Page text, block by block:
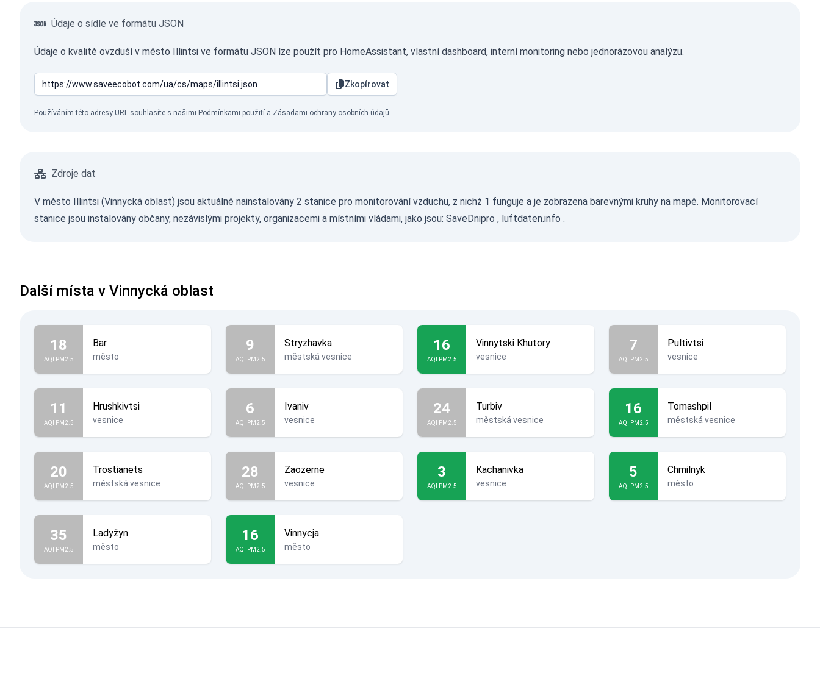
Údaje o sídle ve formátu JSON
Údaje o kvalitě ovzduší v město Illintsi ve formátu JSON lze použít pro HomeAssistant, vlastní dashboard, interní monitoring nebo jednorázovou analýzu.
Zkopírovat
Používáním této adresy URL souhlasíte s našimi Podmínkami použití a Zásadami ochrany osobních údajů.
Zdroje dat
V město Illintsi (Vinnycká oblast) jsou aktuálně nainstalovány 2 stanice pro monitorování vzduchu, z nichž 1 funguje a je zobrazena barevnými kruhy na mapě. Monitorovací
stanice jsou instalovány občany, nezávislými projekty, organizacemi a místními vládami, jako jsou: SaveDnipro , luftdaten.info .
Další místa v Vinnycká oblast
18
AQI PM2.5
Bar
město
9
AQI PM2.5
Stryzhavka
městská vesnice
16
AQI PM2.5
Vinnytski Khutory
vesnice
7
AQI PM2.5
Pultivtsi
vesnice
11
AQI PM2.5
Hrushkivtsi
vesnice
6
AQI PM2.5
Ivaniv
vesnice
24
AQI PM2.5
Turbiv
městská vesnice
16
AQI PM2.5
Tomashpil
městská vesnice
20
AQI PM2.5
Trostianets
městská vesnice
28
AQI PM2.5
Zaozerne
vesnice
3
AQI PM2.5
Kachanivka
vesnice
5
AQI PM2.5
Chmilnyk
město
35
AQI PM2.5
Ladyžyn
město
16
AQI PM2.5
Vinnycja
město